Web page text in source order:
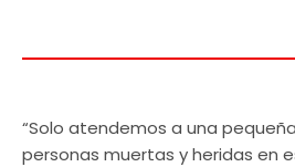
“Solo atendemos a una
personas muertas y heridas en